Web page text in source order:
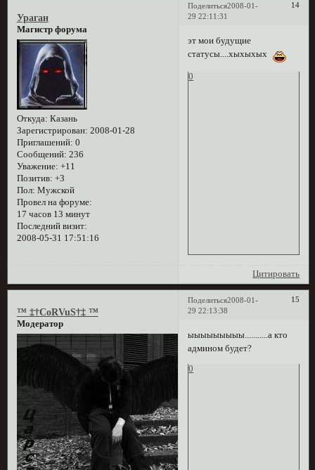
Поделиться 14
2008-01-
29 22:11:31
Ураган
Магистр форума
Откуда: Казань
Зарегистрирован: 2008-01-28
Приглашений: 0
Сообщений: 236
Уважение: +11
Позитив: +3
Пол: Мужской
Провел на форуме:
17 часов 13 минут
Последний визит:
2008-05-31 17:51:16
эт мои будущие
статусы....хыхыхых
0
Цитировать
Поделиться 15
2008-01-
29 22:13:38
™ ‡†CoRVuS†‡ ™
Модератор
ыыыыыыыыы...........а кто
админом будет?
0